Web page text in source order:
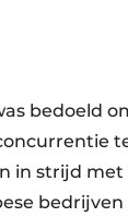
bedoeld
in strijd